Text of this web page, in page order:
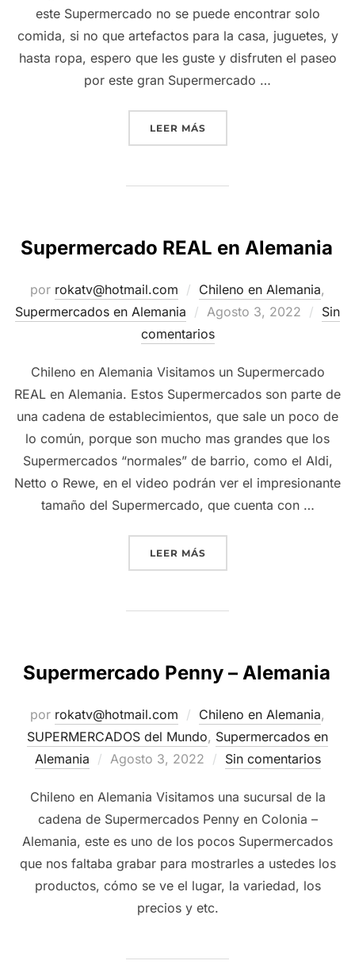
este Supermercado no se puede encontrar solo
comida, si no que artefactos para la casa, juguetes, y
hasta ropa, espero que les guste y disfruten el paseo
por este gran Supermercado …
LEER MÁS“SUPERMERCADO
Supermercado REAL en Alemania
por rokatv@hotmail.com Chileno en Alemania,
Supermercados en Alemania
Publicado
el
Agosto 3, 2022
Sin
comentarios
Chileno en Alemania Visitamos un Supermercado
REAL en Alemania. Estos Supermercados son parte de
una cadena de establecimientos, que sale un poco de
lo común, porque son mucho mas grandes que los
Supermercados “normales” de barrio, como el Aldi,
Netto o Rewe, en el video podrán ver el impresionante
tamaño del Supermercado, que cuenta con …
LEER MÁS“SUPERMERCADO REAL
Supermercado Penny – Alemania
por rokatv@hotmail.com Chileno en Alemania,
SUPERMERCADOS del Mundo, Supermercados en
Alemania
Publicado
Agosto 3, 2022 Sin comentarios
Chileno en Alemania Visitamos una sucursal de la
cadena de Supermercados Penny en Colonia –
Alemania, este es uno de los pocos Supermercados
que nos faltaba grabar para mostrarles a ustedes los
productos, cómo se ve el lugar, la variedad, los
precios y etc.